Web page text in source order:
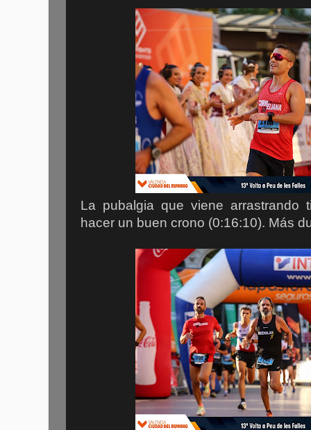
La pubalgia que viene arrastrando
hacer un buen crono (0:16:10). Más